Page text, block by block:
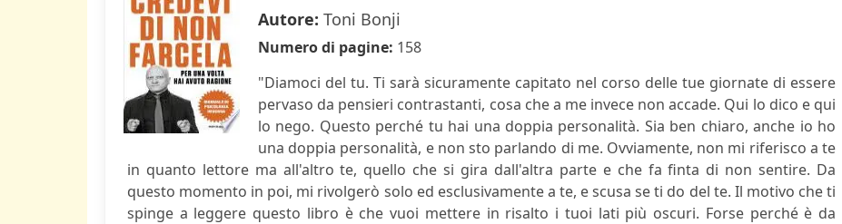
Autore: Toni Bonji
Numero di pagine: 158
"Diamoci del tu. Ti sarà sicuramente capitato nel corso delle tue giornate di essere
pervaso da pensieri contrastanti, cosa che a me invece non accade. Qui lo dico e qui
lo nego. Questo perché tu hai una doppia personalità. Sia ben chiaro, anche io ho
una doppia personalità, e non sto parlando di me. Ovviamente, non mi riferisco a te
in quanto lettore ma all'altro te, quello che si gira dall'altra parte e che fa finta di non sentire. Da
questo momento in poi, mi rivolgerò solo ed esclusivamente a te, e scusa se ti do del te. Il motivo che ti
spinge a leggere questo libro è che vuoi mettere in risalto i tuoi lati più oscuri. Forse perché è da